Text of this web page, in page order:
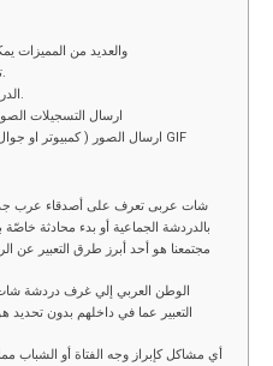
والعديد من المميزات
تصميم مخصص للجوال ( موبايل ).
الدردشة الخاصة ( او العام كمجموعة ).
ارسال التسجيلات
شات عربى تعرف على أصدقاء عرب جدد
بالدردشة الجماعية أو بدء محادثة
مجتمعنا هو أحد أبرز طرق التعبير عن
الوطن العربي إلي غرف دردشة
التعبير عما في داخلهم بدون
أي مشاكل كإبراز وجه الفتاة أو الشباب